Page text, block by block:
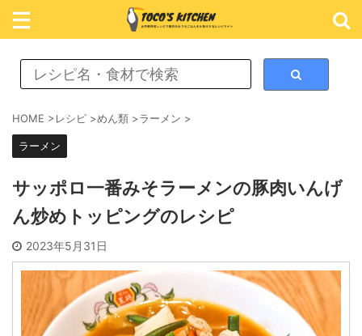
レシピ検索
おかず
めん類
HOME >レシピ >めん類 >ラーメン >
ラーメン
サッポロ一番みそラーメンの豚肉いんげ
ん炒めトッピングのレシピ
2023年5月31日